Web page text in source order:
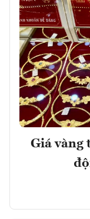
Giá vàng